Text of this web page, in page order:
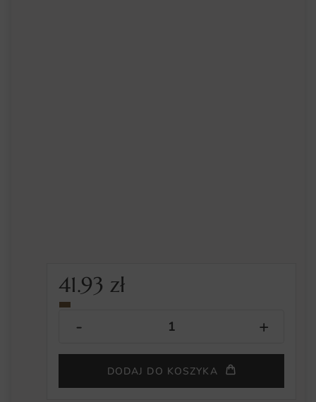
41.93zł
DODAJ DO KOSZYKA